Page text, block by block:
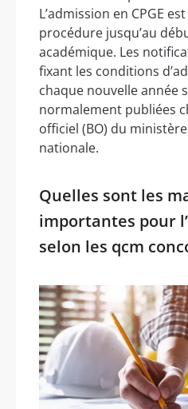
L’admission en CPGE
procédure jusqu’au
académique. Les
fixant les conditions
chaque nouvelle année
normalement publiées
officiel (BO) du
nationale.
Quelles sont les
importantes pour
selon les qcm